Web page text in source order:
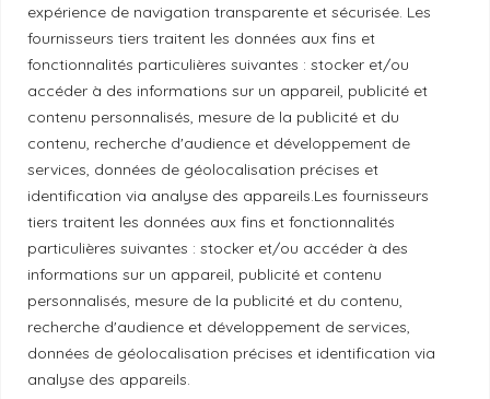
expérience de navigation transparente et sécurisée. Les
fournisseurs tiers traitent les données aux fins et
fonctionnalités particulières suivantes : stocker et/ou
accéder à des informations sur un appareil, publicité et
contenu personnalisés, mesure de la publicité et du
contenu, recherche d'audience et développement de
services, données de géolocalisation précises et
identification via analyse des appareils.Les fournisseurs
tiers traitent les données aux fins et fonctionnalités
particulières suivantes : stocker et/ou accéder à des
informations sur un appareil, publicité et contenu
personnalisés, mesure de la publicité et du contenu,
recherche d'audience et développement de services,
données de géolocalisation précises et identification via
analyse des appareils.
Politique de diversité
Politique éthique
Reconnaissance du territoire
Local Market, marque portée par la société Les
Chats Gourmets Ltd. tient à souligner que ses
installations, situées au 511 Lacolle Way (Ottawa-
Orléans), se trouvent sur le territoire traditionnel non
cédé du peuple algonquin anichinabé. Nous